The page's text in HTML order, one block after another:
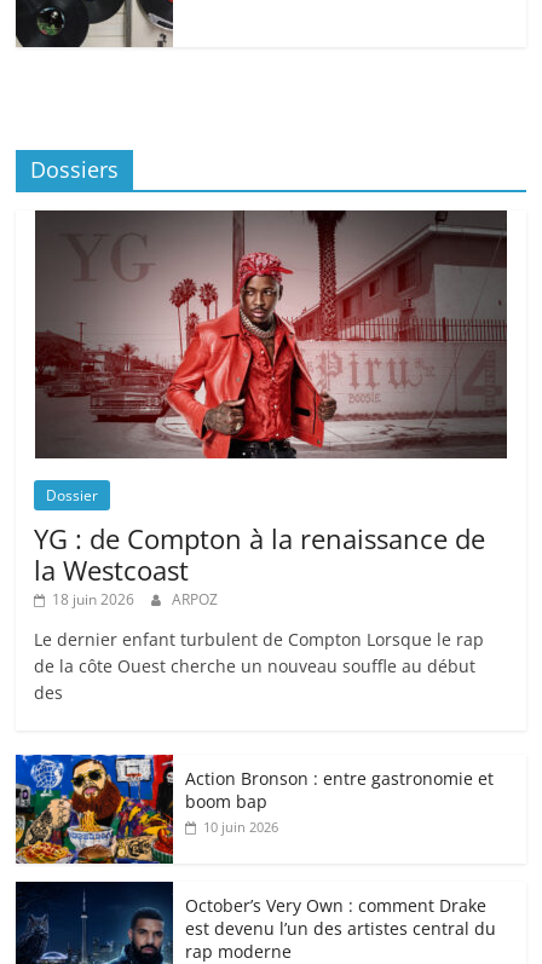
Dossiers
Dossier
YG : de Compton à la renaissance de
la Westcoast
18 juin 2026 ARPOZ
Le dernier enfant turbulent de Compton Lorsque le rap
de la côte Ouest cherche un nouveau souffle au début
des
Action Bronson : entre gastronomie et
boom bap
10 juin 2026
October’s Very Own : comment Drake
est devenu l’un des artistes central du
rap moderne